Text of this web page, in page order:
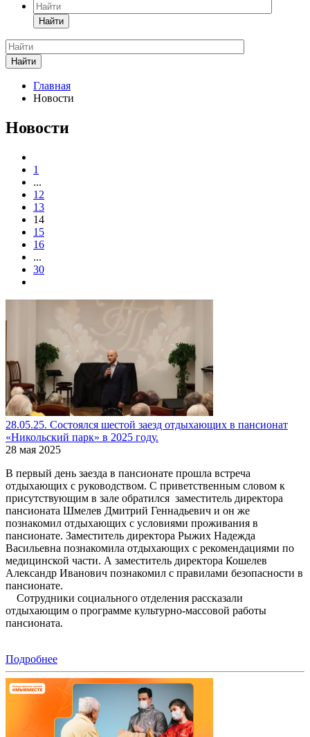
Найти
Найти
Главная
Новости
Новости
1
...
12
13
14
15
16
...
30
28.05.25. Состоялся шестой заезд отдыхающих в пансионат
«Никольский парк» в 2025 году.
28 мая 2025
В первый день заезда в пансионате прошла встреча
отдыхающих с руководством. С приветственным словом к
присутствующим в зале обратился заместитель директора
пансионата Шмелев Дмитрий Геннадьевич и он же
познакомил отдыхающих с условиями проживания в
пансионате. Заместитель директора Рыжих Надежда
Васильевна познакомила отдыхающих с рекомендациями по
медицинской части. А заместитель директора Кошелев
Александр Иванович познакомил с правилами безопасности в
пансионате.
Сотрудники социального отделения рассказали
отдыхающим о программе культурно-массовой работы
пансионата.
Подробнее